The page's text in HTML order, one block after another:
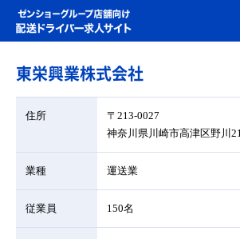
東栄興業株式会社
住所
〒213-0027
神奈川県川崎市高津区野川
業種 運送業
従業員 150名